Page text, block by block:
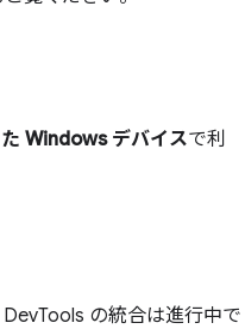
Windows デバイスで利
の統合は進行中で